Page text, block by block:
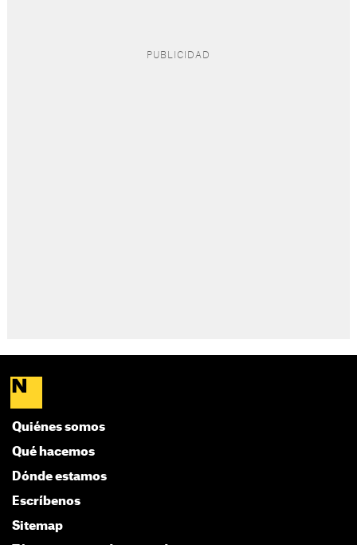
Quiénes somos
Qué hacemos
Dónde estamos
Escríbenos
Sitemap